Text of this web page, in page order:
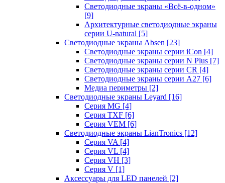
Светодиодные экраны «Всё-в-одном»
[9]
Архитектурные светодиодные экраны
серии U-natural [5]
Светодиодные экраны Absen [23]
Светодиодные экраны серии iCon [4]
Светодиодные экраны серии N Plus [7]
Светодиодные экраны серии CR [4]
Светодиодные экраны серии А27 [6]
Медиа периметры [2]
Светодиодные экраны Leyard [16]
Серия MG [4]
Серия TXF [6]
Серия VEM [6]
Светодиодные экраны LianTronics [12]
Серия VA [4]
Серия VL [4]
Серия VH [3]
Серия V [1]
Аксессуары для LED панелей [2]